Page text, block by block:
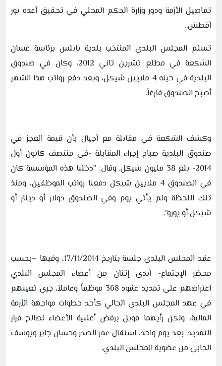
تفاصيل الأزمة ودور وزارة الحكم المحلي في تحقيق أعده نور
أقطش..
تسلم المجلس البلدي المنتخب بلدية نابلس برئاسة غسان
الشكعة في مطلع تشرين ثاني 2012، وكان في صندوق
البلدية في حينه 4 ملايين شيكل، وبعد دفع رواتب هذا الشهر
أصبح الصندوق فارغاً.
وكشف الشكعة في مقابلة مع أجيال بأن قيمة العجز في
صندوق البلدية صباح إجراء المقابلة -في منتصف كانون أول
2014- بلغ 38 مليون شيكل. وقال: "دخلنا هذه المؤسسة كان
في الصندوق 4 ملايين شيكل دفعنا رواتب الموظفين، ومنذ
تلك اللحظة ولم يأتي يوم وفي الصندوق دولار أو دينار أو
شيكل أو يورو".
عقد المجلس البلدي جلسة بتاريخ 17/11/2014، وفيها –بحسب
محضر الإجتماع- أبدى إثنان من أعضاء المجلس البلدي
اعتراضهم على تمديد عقود 368 موظفاً وعاملاً، جرى تعينهم
في عهد المجلس البلدي الحالي كأحد خطوات مواجهة الأزمة
المالية، ولكن رأيهما قوبل برفض أغلبية الأعضاء لصالح قرار
التمديد. بعد يوم واحد، استقال عمر الصدر وحسان جابر ويوسف
الجابي من عضوية المجلس البلدي.